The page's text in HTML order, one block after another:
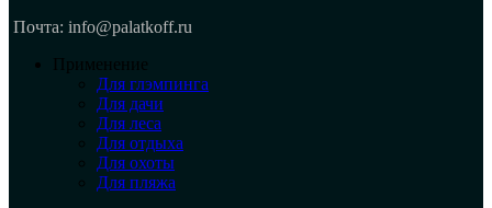
Почта: info@palatkoff.ru
Применение
Для глэмпинга
Для дачи
Для леса
Для отдыха
Для охоты
Для пляжа